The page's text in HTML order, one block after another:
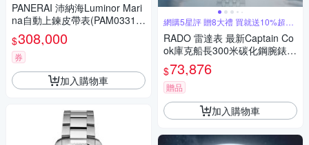
PANERAI 沛納海Luminor Mari
na自動上鍊皮帶表(PAM03313)
x藍面x44mm
$308,000
券
加入購物車
網購5星評 贈8大禮 買就送10%超贈
點
RADO 雷達表 最新Captain Co
ok庫克船長300米碳化鋼腕錶
冰川藍39㎜款 R01 (R3222320
3)
$73,876
贈品
加入購物車